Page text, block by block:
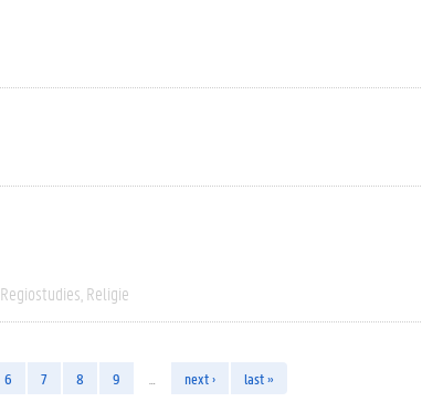
Regiostudies Religie
6 7 8 9 next › last »